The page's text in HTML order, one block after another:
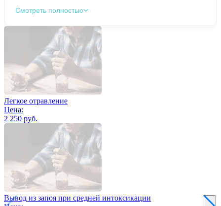
Смотреть полностью
Легкое отравление
Цена:
2 250 руб.
Вывод из запоя при средней интоксикации